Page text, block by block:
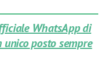
WhatsApp di
posto sempre